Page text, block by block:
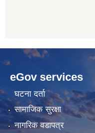
betwild
cratosroyalbet
bahis
siteleri
hdasianporns.net
lunadark.org
bahis
siteleri
eGov services
घटना दर्ता
सामाजिक सुरक्षा
नागरिक वडापत्र